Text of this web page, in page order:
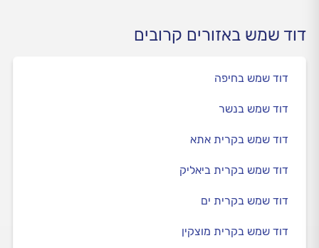
דוד שמש באזורים קרובים
דוד שמש בחיפה
דוד שמש בנשר
דוד שמש בקרית אתא
דוד שמש בקרית ביאליק
דוד שמש בקרית ים
דוד שמש בקרית מוצקין